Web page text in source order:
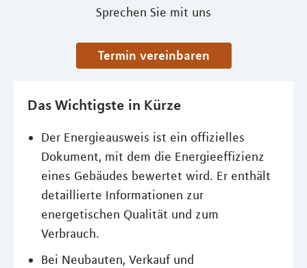
Sprechen Sie mit uns
Termin vereinbaren
Das Wichtigste in Kürze
Der Energieausweis ist ein offizielles
Dokument, mit dem die Energieeffizienz
eines Gebäudes bewertet wird. Er enthält
detaillierte Informationen zur
energetischen Qualität und zum
Verbrauch.
Bei Neubauten, Verkauf und